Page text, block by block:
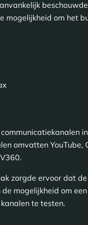
mogelijkheid om het
omvatten
zorgde ervoor dat
mogelijkheid om
te testen.